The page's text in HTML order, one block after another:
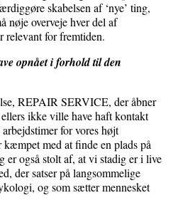
skabelsen af ‘nye’ ting,
nøje overveje hver del af
relevant for fremtiden.
opnået i forhold til den
REPAIR SERVICE, der åbner
ikke ville have haft kontakt
for vores højt
med at finde en plads på
er også stolt af, at vi stadig er i live
der satser på langsommelige
og som sætter mennesket